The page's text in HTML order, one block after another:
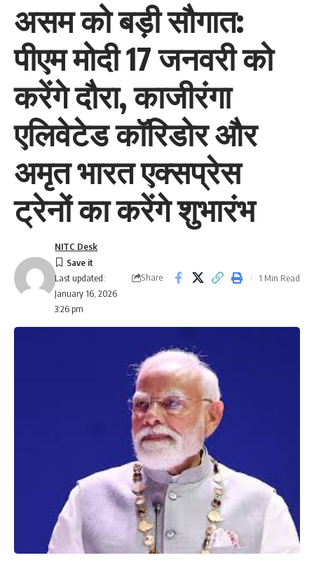
असम को बड़ी सौगात:
पीएम मोदी 17 जनवरी को
करेंगे दौरा, काजीरंगा
एलिवेटेड कॉरिडोर और
अमृत भारत एक्सप्रेस
ट्रेनों का करेंगे शुभारंभ
Last updated:
January 16, 2026
3:26 pm
NITC Desk
Share 1 Min Read